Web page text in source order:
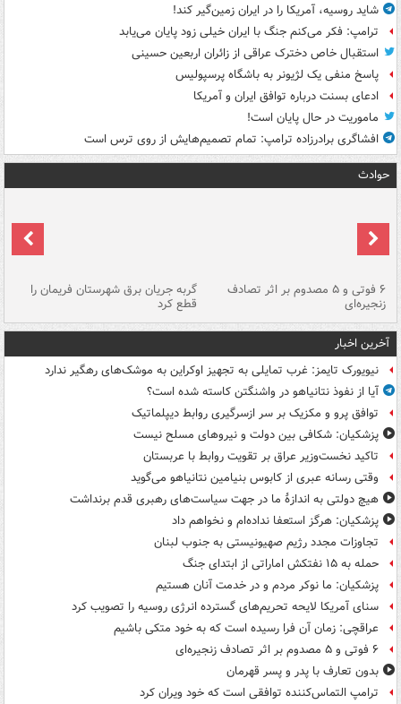
شاید روسیه، آمریکا را در ایران زمین‌گیر کند!
ترامپ: فکر می‌کنم جنگ با ایران خیلی زود پایان می‌یابد
استقبال خاص دخترک عراقی از زائران اربعین حسینی
پاسخ منفی یک لژیونر به باشگاه پرسپولیس
ادعای بسنت درباره توافق ایران و آمریکا
ماموریت در حال پایان است!
افشاگری برادرزاده ترامپ: تمام تصمیم‌هایش از روی ترس است
حوادث
۶ فوتی و ۵ مصدوم بر اثر تصادف
زنجیره‌ای
گربه جریان برق شهرستان فریمان را
قطع کرد
آخرین اخبار
نیویورک تایمز: غرب تمایلی به تجهیز اوکراین به موشک‌های رهگیر ندارد
آیا از نفوذ نتانیاهو در واشنگتن کاسته شده است؟
توافق پرو و مکزیک بر سر ازسرگیری روابط دیپلماتیک
پزشکیان: شکافی بین دولت و نیروهای مسلح نیست
تاکید نخست‌وزیر عراق بر تقویت روابط با عربستان
وقتی رسانه عبری از کابوس بنیامین نتانیاهو می‌گوید
هیچ دولتی به اندازۀ ما در جهت سیاست‌های رهبری قدم برنداشت
پزشکیان: هرگز استعفا نداده‌ام و نخواهم داد
تجاوزات مجدد رژیم صهیونیستی به جنوب لبنان
حمله به ۱۵ نفتکش‌ اماراتی از ابتدای جنگ
پزشکیان: ما نوکر مردم و در خدمت آنان هستیم
سنای آمریکا لایحه تحریم‌های گسترده انرژی روسیه را تصویب کرد
عراقچی: زمان آن فرا رسیده است که به خود متکی باشیم
۶ فوتی و ۵ مصدوم بر اثر تصادف زنجیره‌ای
بدون تعارف با پدر و پسر قهرمان
ترامپ التماس‌کننده توافقی است که خود ویران کرد